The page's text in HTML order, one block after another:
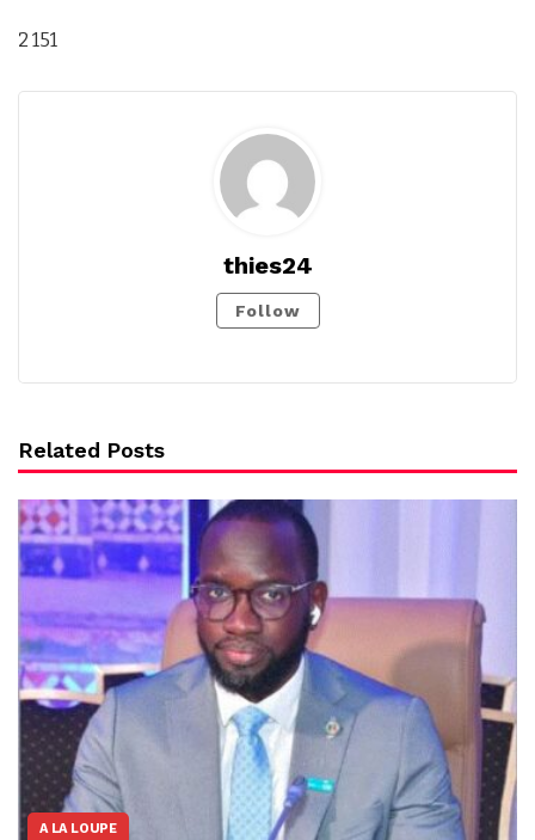
2 151
thies24
Follow
Related Posts
A LA LOUPE